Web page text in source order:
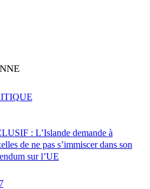
: L’Islande demande à
de ne pas s’immiscer dans son
sur l’UE